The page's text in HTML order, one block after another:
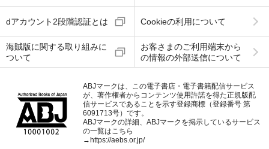
dアカウント2段階認証とは Cookieの利用について
海賊版に関する取り組みに
ついて
お客さまのご利用端末から
の情報の外部送信について
ABJマークは、この電子書店・電子書籍配信サービス
が、著作権者からコンテンツ使用許諾を得た正規版配
信サービスであることを示す登録商標（登録番号 第
6091713号）です。
ABJマークの詳細、ABJマークを掲示しているサービス
の一覧はこちら
→ https://aebs.or.jp/